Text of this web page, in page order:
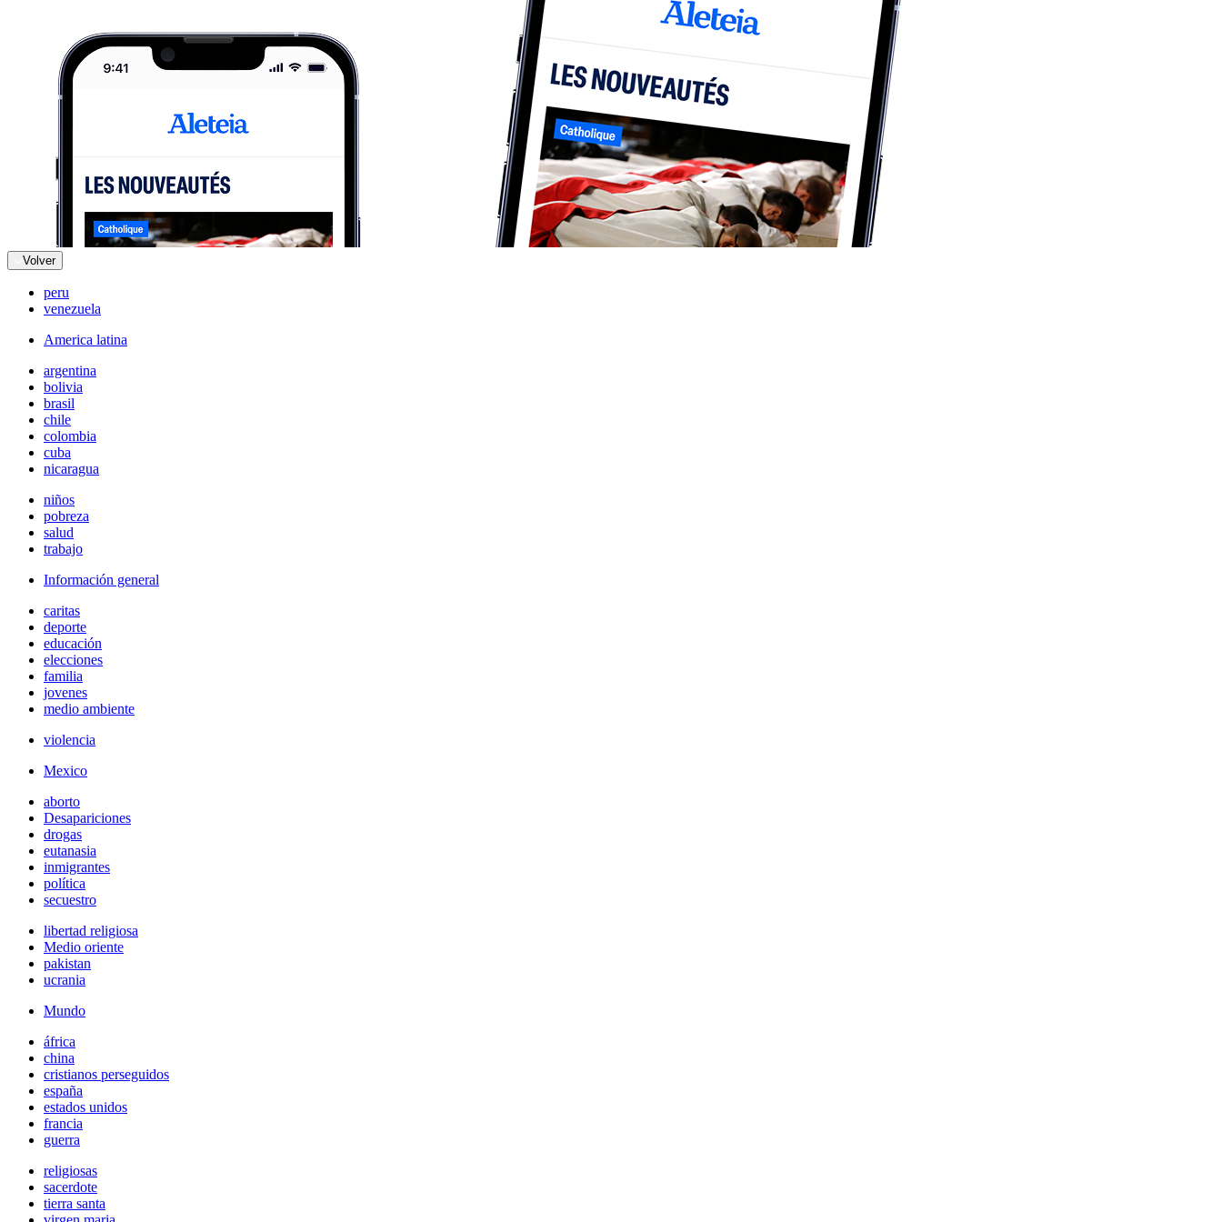
Volver
peru
venezuela
America latina
argentina
bolivia
brasil
chile
colombia
cuba
nicaragua
niños
pobreza
salud
trabajo
Información general
caritas
deporte
educación
elecciones
familia
jovenes
medio ambiente
violencia
Mexico
aborto
Desapariciones
drogas
eutanasia
inmigrantes
política
secuestro
libertad religiosa
Medio oriente
pakistan
ucrania
Mundo
áfrica
china
cristianos perseguidos
españa
estados unidos
francia
guerra
religiosas
sacerdote
tierra santa